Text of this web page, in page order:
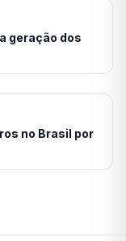
geração dos
no Brasil por